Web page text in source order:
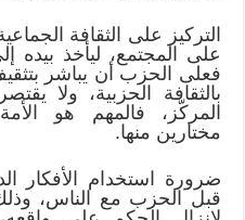
التركيز على الثقافة
على المجتمع، ليأخذ بيده
فعلى الحزب أن يباشر
بالثقافة الحزبية، ولا
المركّز، فالمهم هو
مختارين منها.
ضرورة استخدام الأفكار
قبل الحزب مع الناس،